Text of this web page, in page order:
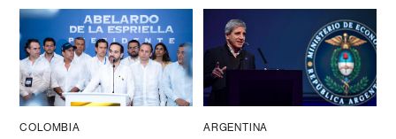
COLOMBIA ARGENTINA